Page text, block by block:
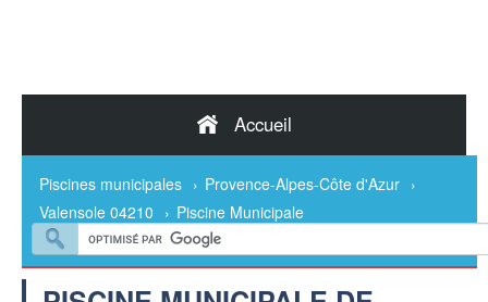
Accueil
Piscines municipales › Provence-Alpes-Côte d'Azur ›
Valensole 04210 › Piscine Municipale